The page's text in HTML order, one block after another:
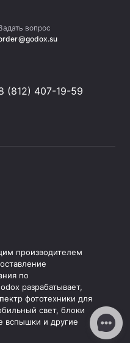
вопрос
(812) 407-19-59
производителем
по
разрабатывает,
фототехники для
свет, блоки
вспышки и другие